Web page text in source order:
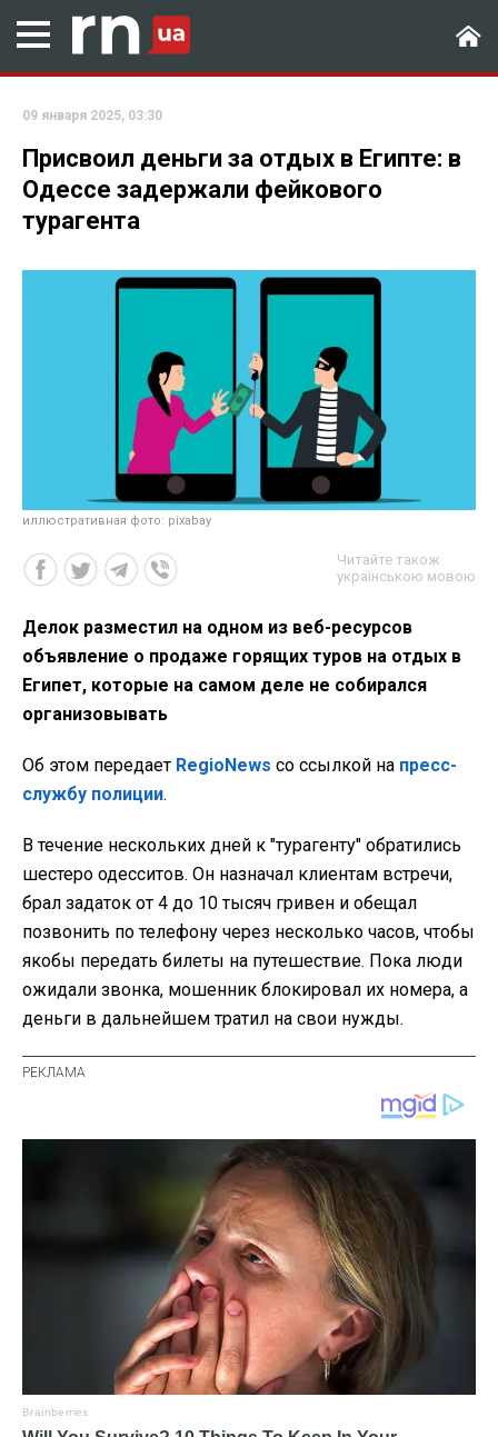
09 января 2025, 03:30
Присвоил деньги за отдых в Египте: в
Одессе задержали фейкового
турагента
иллюстративная фото: pixabay
Читайте також
українською мовою
Делок разместил на одном из веб-ресурсов
объявление о продаже горящих туров на отдых в
Египет, которые на самом деле не собирался
организовывать
Об этом передает RegioNews со ссылкой на пресс-
службу полиции.
В течение нескольких дней к "турагенту" обратились
шестеро одесситов. Он назначал клиентам встречи,
брал задаток от 4 до 10 тысяч гривен и обещал
позвонить по телефону через несколько часов, чтобы
якобы передать билеты на путешествие. Пока люди
ожидали звонка, мошенник блокировал их номера, а
деньги в дальнейшем тратил на свои нужды.